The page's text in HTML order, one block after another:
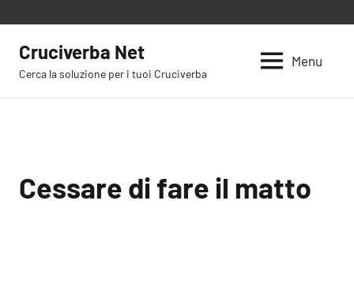
contenuto
Cruciverba Net
Cerca la soluzione per i tuoi Cruciverba
Menu
Cessare di fare il matto